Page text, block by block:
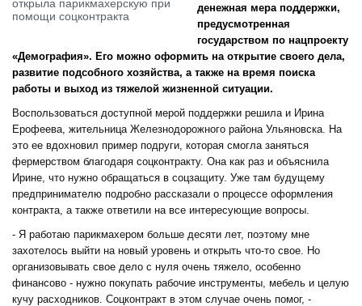
денежная мера поддержки,
предусмотренная
государством по нацпроекту
«Демография». Его можно оформить на открытие своего дела,
развитие подсобного хозяйства, а также на время поиска
работы и выход из тяжелой жизненной ситуации.
Воспользоваться доступной мерой поддержки решила и Ирина
Ерофеева, жительница Железнодорожного района Ульяновска. На
это ее вдохновил пример подруги, которая смогла заняться
фермерством благодаря соцконтракту. Она как раз и объяснила
Ирине, что нужно обращаться в соцзащиту. Уже там будущему
предпринимателю подробно рассказали о процессе оформления
контракта, а также ответили на все интересующие вопросы.
- Я работаю парикмахером больше десяти лет, поэтому мне
захотелось выйти на новый уровень и открыть что-то свое. Но
организовывать свое дело с нуля очень тяжело, особенно
финансово - нужно покупать рабочие инструменты, мебель и целую
кучу расходников. Соцконтракт в этом случае очень помог, -